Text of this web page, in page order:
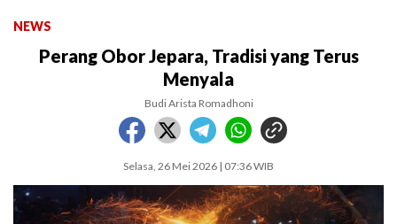
NEWS
Perang Obor Jepara, Tradisi yang Terus
Menyala
Budi Arista Romadhoni
Selasa, 26 Mei 2026 | 07:36 WIB